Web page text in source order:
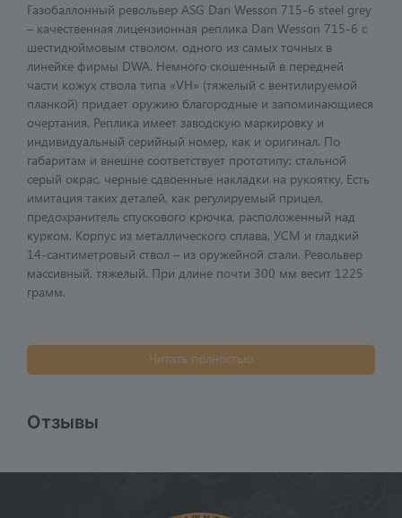
Газобаллонный револьвер ASG Dan Wesson 715-6 steel grey
– качественная лицензионная реплика Dan Wesson 715-6 с
шестидюймовым стволом, одного из самых точных в
линейке фирмы DWA. Немного скошенный в передней
части кожух ствола типа «VH» (тяжелый с вентилируемой
планкой) придает оружию благородные и запоминающиеся
очертания. Реплика имеет заводскую маркировку и
индивидуальный серийный номер, как и оригинал. По
габаритам и внешне соответствует прототипу: стальной
серый окрас, черные сдвоенные накладки на рукоятку. Есть
имитация таких деталей, как регулируемый прицел,
предохранитель спускового крючка, расположенный над
курком. Корпус из металлического сплава, УСМ и гладкий
14-сантиметровый ствол – из оружейной стали. Револьвер
массивный, тяжелый. При длине почти 300 мм весит 1225
грамм.
Читать полностью
Отзывы